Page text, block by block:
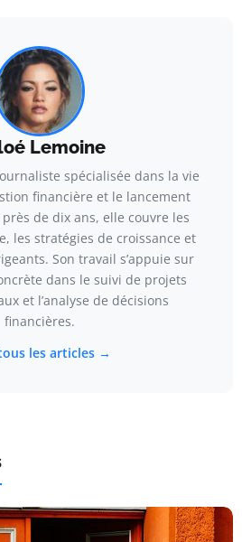
Lemoine
spécialisée dans la vie
financière et le lancement
près de dix ans, elle couvre les
les stratégies de croissance et
Son travail s’appuie sur
dans le suivi de projets
et l’analyse de décisions
financières.
les articles →